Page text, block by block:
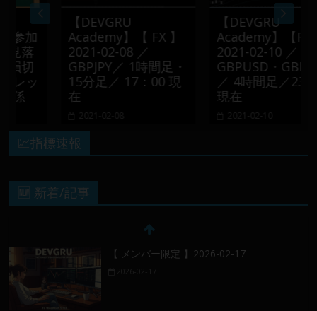
【DEVGRU
Academy】【 FX 】
2021-02-08 ／
GBPJPY／ 1時間足・
15分足／ 17：00 現
2021-02-08
【DEVGRU
Academy】【FX】
2021-02-10 ／
GBPUSD・GBPJPY
／ 4時間足／23:00
現在
2021-02-10
💹指標速報
🆕 新着/記事
【 メンバー限定 】2026-02-17